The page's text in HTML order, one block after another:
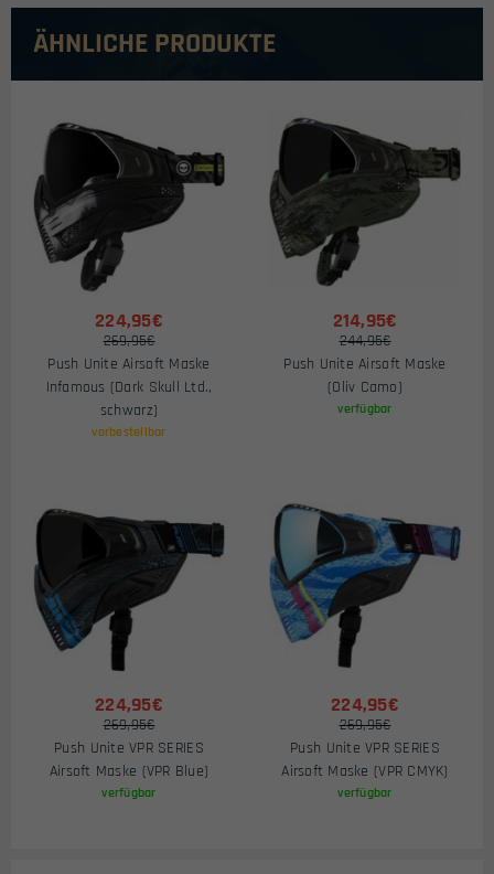
ÄHNLICHE PRODUKTE
224,95€
269,95€
Push Unite Airsoft Maske
Infamous (Dark Skull Ltd.,
schwarz)
vorbestellbar
214,95€
244,95€
Push Unite Airsoft Maske
(Oliv Camo)
verfügbar
224,95€
269,95€
Push Unite VPR SERIES
Airsoft Maske (VPR Blue)
verfügbar
224,95€
269,95€
Push Unite VPR SERIES
Airsoft Maske (VPR CMYK)
verfügbar